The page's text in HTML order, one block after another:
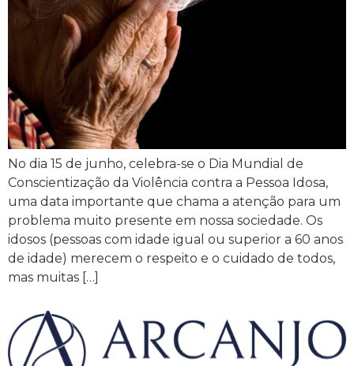
No dia 15 de junho, celebra-se o Dia Mundial de
Conscientização da Violência contra a Pessoa Idosa,
uma data importante que chama a atenção para um
problema muito presente em nossa sociedade. Os
idosos (pessoas com idade igual ou superior a 60 anos
de idade) merecem o respeito e o cuidado de todos,
mas muitas […]